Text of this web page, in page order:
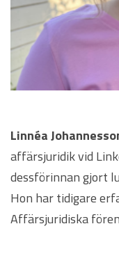
Linnéa
affärsjuridik vid
dessförinnan gjort
Hon har tidigare
Affärsjuridiska